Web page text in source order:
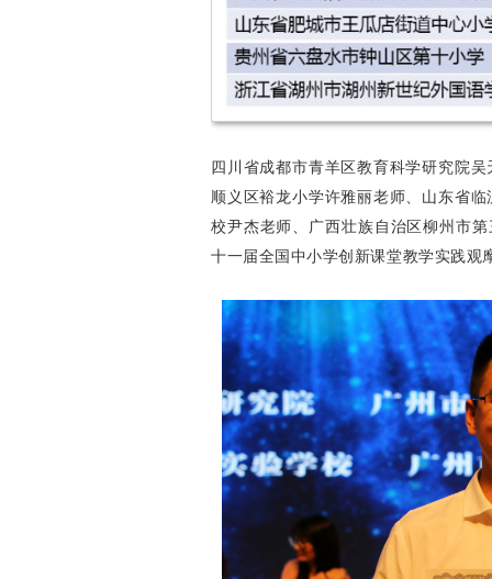
四川省成都市青羊区教育科学研究院
顺义区裕龙小学许雅丽老师、山东省
校尹杰老师、广西壮族自治区柳州市
十一届全国中小学创新课堂教学实践观